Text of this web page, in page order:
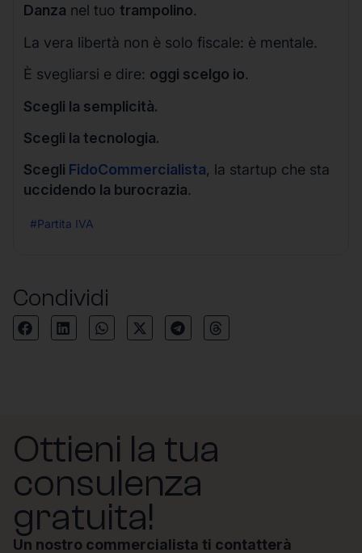
Danza nel tuo trampolino.
La vera libertà non è solo fiscale: è mentale.
È svegliarsi e dire: oggi scelgo io.
Scegli la semplicità.
Scegli la tecnologia.
Scegli FidoCommercialista, la startup che sta
uccidendo la burocrazia.
#Partita IVA
Condividi
Ottieni la tua
consulenza
gratuita!
Un nostro commercialista ti contatterà